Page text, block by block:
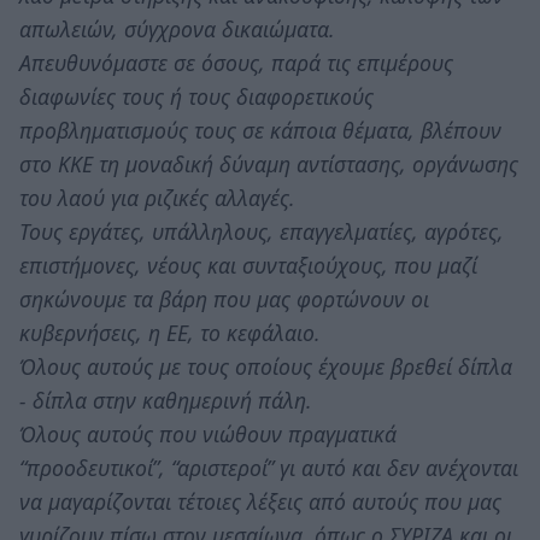
απωλειών, σύγχρονα δικαιώματα.
Απευθυνόμαστε σε όσους, παρά τις επιμέρους
διαφωνίες τους ή τους διαφορετικούς
προβληματισμούς τους σε κάποια θέματα, βλέπουν
στο ΚΚΕ τη μοναδική δύναμη αντίστασης, οργάνωσης
του λαού για ριζικές αλλαγές.
Τους εργάτες, υπάλληλους, επαγγελματίες, αγρότες,
επιστήμονες, νέους και συνταξιούχους, που μαζί
σηκώνουμε τα βάρη που μας φορτώνουν οι
κυβερνήσεις, η ΕΕ, το κεφάλαιο.
Όλους αυτούς με τους οποίους έχουμε βρεθεί δίπλα
- δίπλα στην καθημερινή πάλη.
Όλους αυτούς που νιώθουν πραγματικά
“προοδευτικοί”, “αριστεροί” γι αυτό και δεν ανέχονται
να μαγαρίζονται τέτοιες λέξεις από αυτούς που μας